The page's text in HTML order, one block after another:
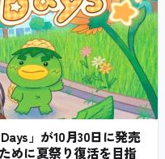
」が10月30日に発売
めに夏祭り復活を目指